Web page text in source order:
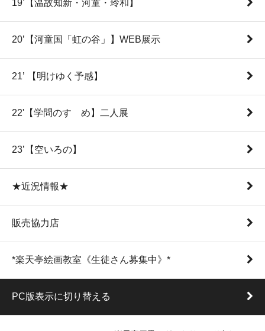
19’【温故知新・河童・玲和】
20’【河童国「虹の谷」】WEB展示
21’ 【明けゆく予感】
22'【学問のすゝめ】二人展
23’【空いろの】
★近況情報★
販売協力店
*楽天亭絵画教室《生徒さん募集中》*
PC版表示に切り替える